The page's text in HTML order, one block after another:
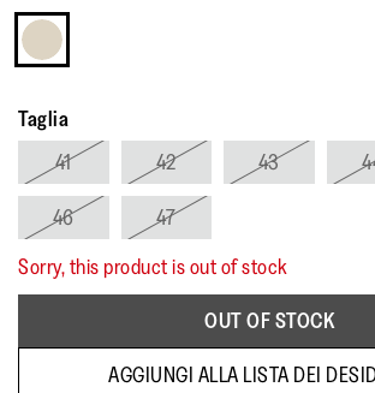
Taglia
41
42 43
46
47
Sorry, this product is out of stock
OUT OF STOCK
AGGIUNGI ALLA LISTA DEI